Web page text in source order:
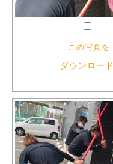
この写真を
ダウンロード